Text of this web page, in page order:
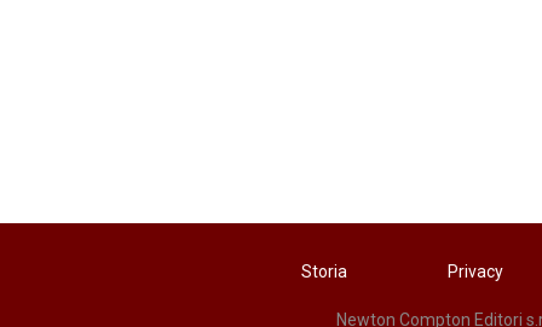
Storia Privacy
Newton Compton Editori